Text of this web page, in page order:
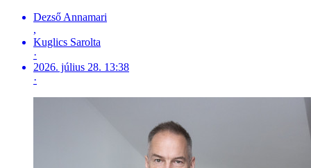
Dezső Annamari
,
Kuglics Sarolta
·
2026. július 28. 13:38
·